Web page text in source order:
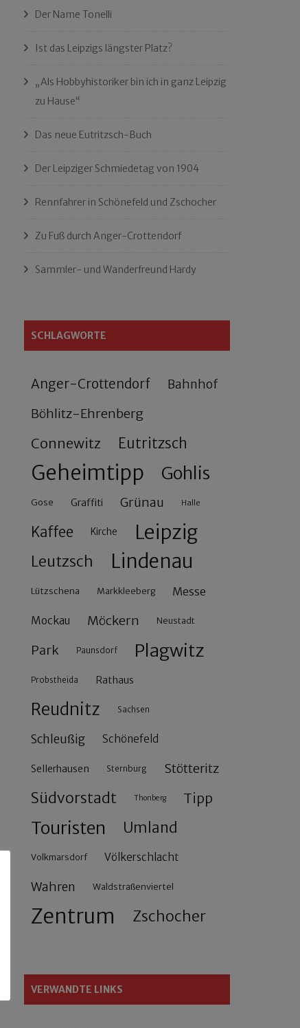
Der Name Tonelli
Ist das Leipzigs längster Platz?
„Als Hobbyhistoriker bin ich in ganz Leipzig
zu Hause“
Das neue Eutritzsch-Buch
Der Leipziger Schmiedetag von 1904
Rennfahrer in Schönefeld und Zschocher
Zu Fuß durch Anger-Crottendorf
Sammler- und Wanderfreund Hardy
SCHLAGWORTE
Anger-Crottendorf Bahnhof
Böhlitz-Ehrenberg
Connewitz Eutritzsch
Geheimtipp Gohlis
Gose Graffiti Grünau Halle
Kaffee Kirche Leipzig
Leutzsch Lindenau
Lützschena Markkleeberg Messe
Mockau Möckern Neustadt
Park Paunsdorf Plagwitz
Probstheida Rathaus
Reudnitz Sachsen
Schleußig Schönefeld
Sellerhausen Sternburg Stötteritz
Südvorstadt Thonberg Tipp
Touristen Umland
Volkmarsdorf Völkerschlacht
Wahren Waldstraßenviertel
Zentrum Zschocher
VERWANDTE LINKS